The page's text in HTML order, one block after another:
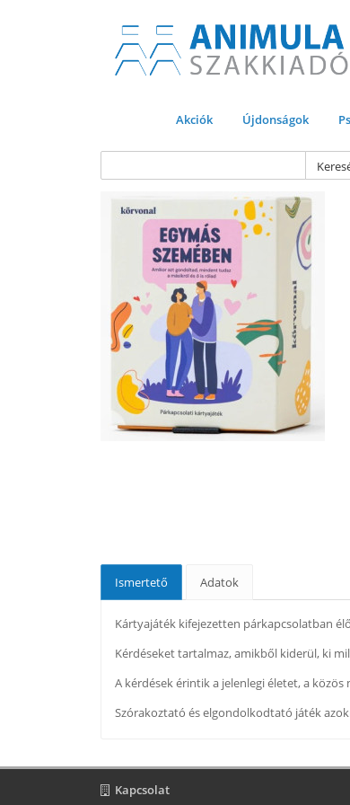
Akciók Újdonságok
Ismertető Adatok
Kártyajáték kifejezetten párkapcsolatban
Kérdéseket tartalmaz, amikből kiderül, ki
A kérdések érintik a jelenlegi életet, a
Szórakoztató és elgondolkodtató játék
Kapcsolat